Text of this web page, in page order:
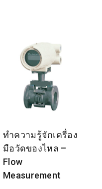
ทำความรู้จักเครื่อง
มือวัดของไหล –
Flow
Measurement